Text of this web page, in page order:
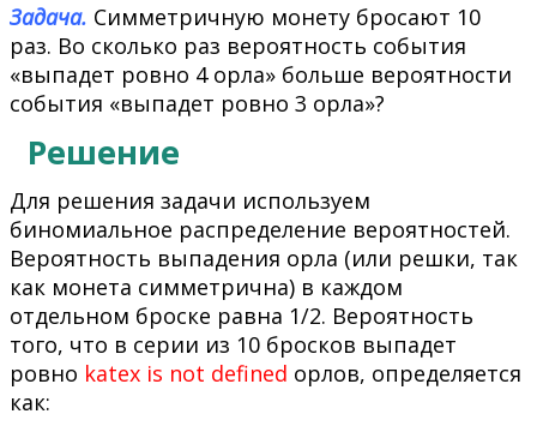
Задача. Симметричную монету бросают 10
раз. Во сколько раз вероятность события
«выпадет ровно 4 орла» больше вероятности
события «выпадет ровно 3 орла»?
Решение
Для решения задачи используем
биномиальное распределение вероятностей.
Вероятность выпадения орла (или решки, так
как монета симметрична) в каждом
отдельном броске равна 1/2. Вероятность
того, что в серии из 10 бросков выпадет
ровно katex is not defined орлов, определяется
как: